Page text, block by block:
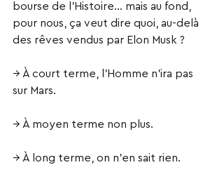
bourse de l’Histoire… mais au fond,
pour nous, ça veut dire quoi, au-delà
des rêves vendus par Elon Musk ?
→ À court terme, l’Homme n’ira pas
sur Mars.
→ À moyen terme non plus.
→ À long terme, on n’en sait rien.